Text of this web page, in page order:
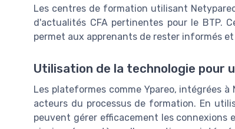
Les centres de formation utilisant
d'actualités CFA pertinentes pour le BTP.
permet aux apprenants de rester informés
Utilisation de la technologie pour
Les plateformes comme Ypareo, intégrées
acteurs du processus de formation. En
peuvent gérer efficacement les connexions